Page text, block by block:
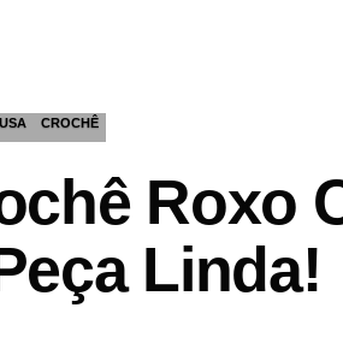
CROCHÊ
Roxo
Linda!